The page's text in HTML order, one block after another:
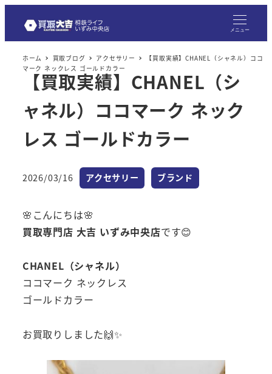
メニュー
ホーム 買取ブログ アクセサリー
【買取実績】CHANEL（シャネル）ココ
マーク ネックレス ゴールドカラー
【買取実績】CHANEL（シ
ャネル）ココマーク ネック
レス ゴールドカラー
投稿日
2026/03/16 カテゴリー
アクセサリー カテゴリー
ブランド
🌸こんにちは🌸
買取専門店 大吉 いずみ中央店です😊
CHANEL（シャネル）
ココマーク ネックレス
ゴールドカラー
お買取りしました🙌✨